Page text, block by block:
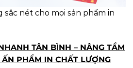
nét cho mọi sản phẩm in
TÂN BÌNH – NÂNG TẦM
PHẨM IN CHẤT LƯỢNG